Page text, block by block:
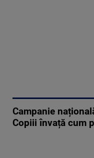
Campanie
Copiii învață cum